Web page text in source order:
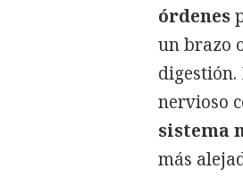
órdenes
un brazo
digestión.
nervioso
sistema
más